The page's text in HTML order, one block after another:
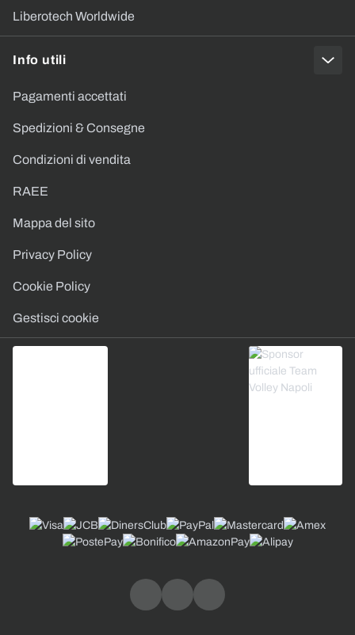
Liberotech Worldwide
Info utili
Pagamenti accettati
Spedizioni & Consegne
Condizioni di vendita
RAEE
Mappa del sito
Privacy Policy
Cookie Policy
Gestisci cookie